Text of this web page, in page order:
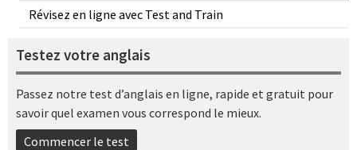
Révisez en ligne avec Test and Train
Testez votre anglais
Passez notre test d’anglais en ligne, rapide et gratuit pour
savoir quel examen vous correspond le mieux.
Commencer le test